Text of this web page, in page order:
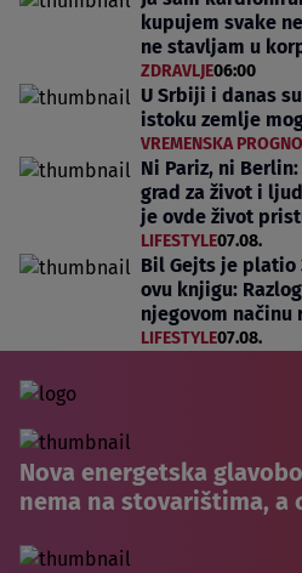
kupujem svake
ne stavljam u
ZDRAVLJE06:00
U Srbiji i danas
istoku zemlje
VREMENSKA
Ni Pariz, ni
grad za život i
je ovde život
LIFESTYLE07.08.
Bil Gejts je platio
ovu knjigu:
njegovom načinu
LIFESTYLE07.08.
Nova energetska
nema na stovarištima, a